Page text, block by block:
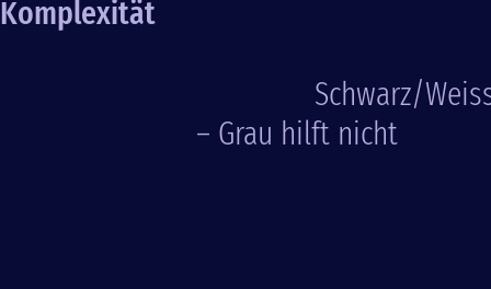
Komplexität
Schwarz/
– Grau hilft nicht